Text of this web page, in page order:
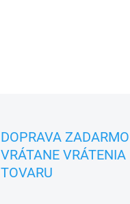
DOPRAVA ZADARMO
VRÁTANE VRÁTENIA
TOVARU